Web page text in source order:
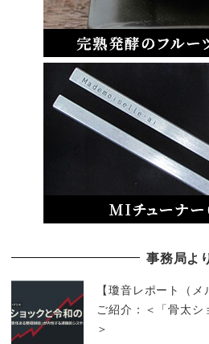
事務局よ
【瓊音レポート（
ご紹介：＜「骨太シ
＞